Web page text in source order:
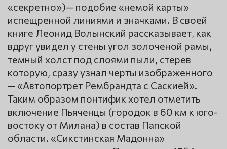
«секретно»)— подобие «немой карты»
испещренной линиями и значками. В своей
книге Леонид Волынский рассказывает, как
вдруг увидел у стены угол золоченой рамы,
темный холст под слоями пыли, стерев
которую, сразу узнал черты изображенного
— «Автопортрет Рембрандта с Саскией».
Таким образом понтифик хотел отметить
включение Пьяченцы (городок в 60 км к юго-
востоку от Милана) в состав Папской
области. «Сикстинская Мадонна»